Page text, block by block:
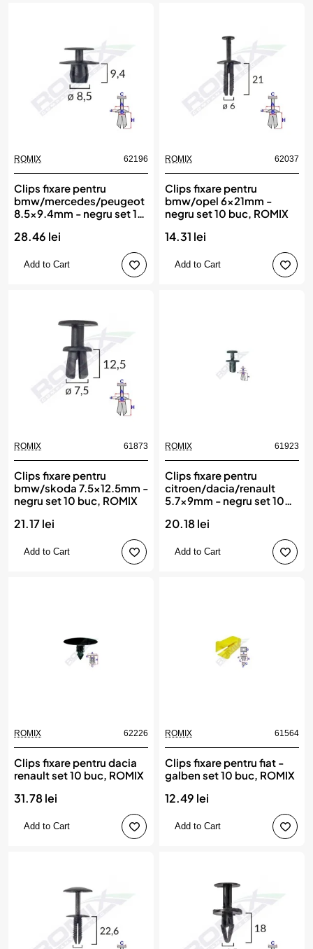
ROMIX 62196
Clips fixare pentru
bmw/mercedes/peugeot
8.5x9.4mm - negru set 10
28.46 lei
Add to Cart
ROMIX 62037
Clips fixare pentru
bmw/opel 6x21mm -
negru set 10 buc, ROMIX
14.31 lei
Add to Cart
ROMIX 61873
Clips fixare pentru
bmw/skoda 7.5x12.5mm -
negru set 10 buc, ROMIX
21.17 lei
Add to Cart
ROMIX 61923
Clips fixare pentru
citroen/dacia/renault
5.7x9mm - negru set 10
20.18 lei
Add to Cart
ROMIX 62226
Clips fixare pentru dacia
renault set 10 buc, ROMIX
31.78 lei
Add to Cart
ROMIX 61564
Clips fixare pentru fiat -
galben set 10 buc, ROMIX
12.49 lei
Add to Cart